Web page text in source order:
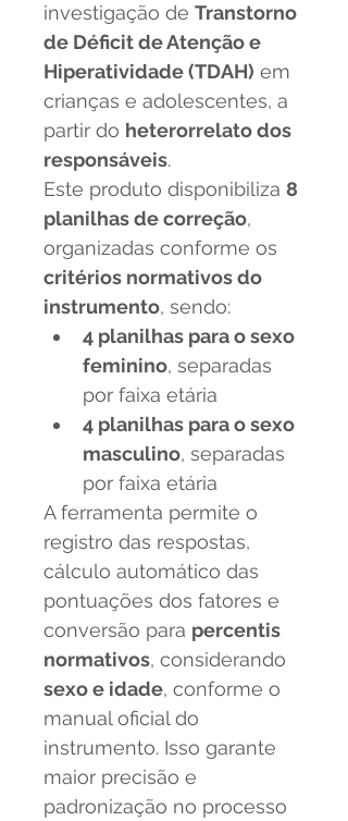
investigação de Transtorno
de Déficit de Atenção e
Hiperatividade (TDAH) em
crianças e adolescentes, a
partir do heterorrelato dos
responsáveis.
Este produto disponibiliza 8
planilhas de correção,
organizadas conforme os
critérios normativos do
instrumento, sendo:
4 planilhas para o sexo
feminino, separadas
por faixa etária
4 planilhas para o sexo
masculino, separadas
por faixa etária
A ferramenta permite o
registro das respostas,
cálculo automático das
pontuações dos fatores e
conversão para percentis
normativos, considerando
sexo e idade, conforme o
manual oficial do
instrumento. Isso garante
maior precisão e
padronização no processo